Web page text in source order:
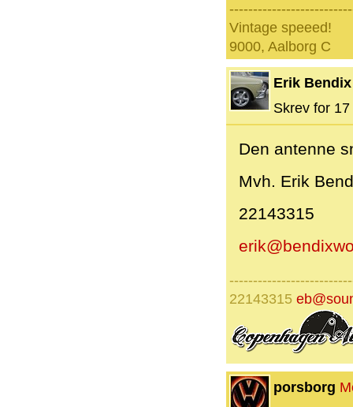
Vintage speeed!
9000, Aalborg C
Erik Bendix
Skrev for
Den antenne
Mvh. Erik
22143315
22143315
porsborg